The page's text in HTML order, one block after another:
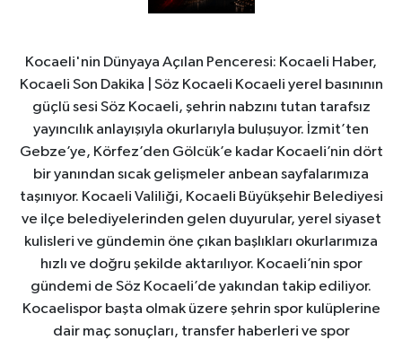
Kocaeli'nin Dünyaya Açılan Penceresi: Kocaeli Haber,
Kocaeli Son Dakika | Söz Kocaeli Kocaeli yerel basınının
güçlü sesi Söz Kocaeli, şehrin nabzını tutan tarafsız
yayıncılık anlayışıyla okurlarıyla buluşuyor. İzmit’ten
Gebze’ye, Körfez’den Gölcük’e kadar Kocaeli’nin dört
bir yanından sıcak gelişmeler anbean sayfalarımıza
taşınıyor. Kocaeli Valiliği, Kocaeli Büyükşehir Belediyesi
ve ilçe belediyelerinden gelen duyurular, yerel siyaset
kulisleri ve gündemin öne çıkan başlıkları okurlarımıza
hızlı ve doğru şekilde aktarılıyor. Kocaeli’nin spor
gündemi de Söz Kocaeli’de yakından takip ediliyor.
Kocaelispor başta olmak üzere şehrin spor kulüplerine
dair maç sonuçları, transfer haberleri ve spor